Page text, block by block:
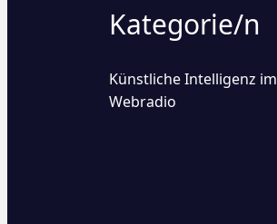
Kategorie/n
Künstliche Intelligenz im
Webradio